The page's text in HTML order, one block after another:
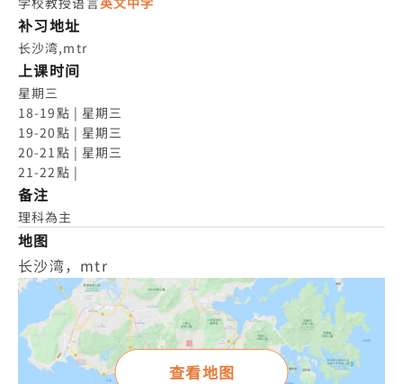
补习地址
长沙湾,mtr
上课时间
星期三
18-19點 | 星期三
19-20點 | 星期三
20-21點 | 星期三
21-22點 |
备注
理科為主
地图
长沙湾，mtr
查看地图